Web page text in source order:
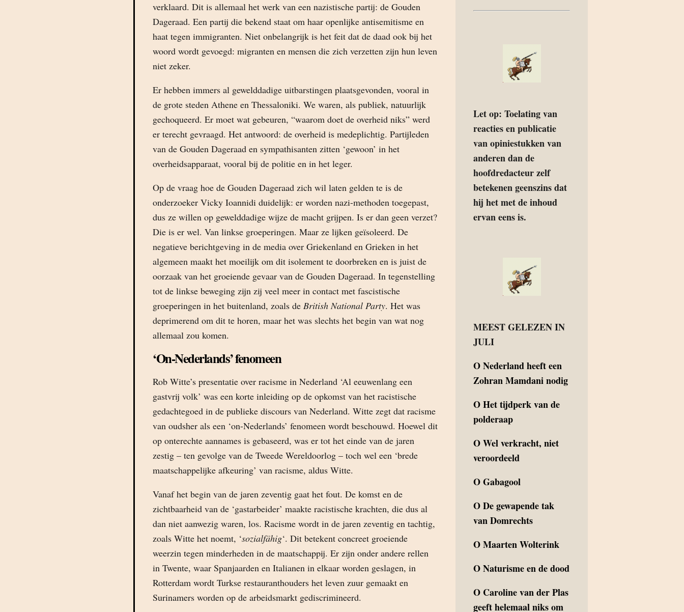
verklaard. Dit is allemaal het werk van een nazistische partij: de Gouden
Dageraad. Een partij die bekend staat om haar openlijke antisemitisme en
haat tegen immigranten. Niet onbelangrijk is het feit dat de daad ook bij het
woord wordt gevoegd: migranten en mensen die zich verzetten zijn hun leven
niet zeker.
Er hebben immers al gewelddadige uitbarstingen plaatsgevonden, vooral in
de grote steden Athene en Thessaloniki. We waren, als publiek, natuurlijk
gechoqueerd. Er moet wat gebeuren, “waarom doet de overheid niks” werd
er terecht gevraagd. Het antwoord: de overheid is medeplichtig. Partijleden
van de Gouden Dageraad en sympathisanten zitten ‘gewoon’ in het
overheidsapparaat, vooral bij de politie en in het leger.
Op de vraag hoe de Gouden Dageraad zich wil laten gelden te is de
onderzoeker Vicky Ioannidi duidelijk: er worden nazi-methoden toegepast,
dus ze willen op gewelddadige wijze de macht grijpen. Is er dan geen verzet?
Die is er wel. Van linkse groeperingen. Maar ze lijken geïsoleerd. De
negatieve berichtgeving in de media over Griekenland en Grieken in het
algemeen maakt het moeilijk om dit isolement te doorbreken en is juist de
oorzaak van het groeiende gevaar van de Gouden Dageraad. In tegenstelling
tot de linkse beweging zijn zij veel meer in contact met fascistische
groeperingen in het buitenland, zoals de British National Party. Het was
deprimerend om dit te horen, maar het was slechts het begin van wat nog
allemaal zou komen.
‘On-Nederlands’ fenomeen
Rob Witte’s presentatie over racisme in Nederland ‘Al eeuwenlang een
gastvrij volk’ was een korte inleiding op de opkomst van het racistische
gedachtegoed in de publieke discours van Nederland. Witte zegt dat racisme
van oudsher als een ‘on-Nederlands’ fenomeen wordt beschouwd. Hoewel dit
op onterechte aannames is gebaseerd, was er tot het einde van de jaren
zestig – ten gevolge van de Tweede Wereldoorlog – toch wel een ‘brede
maatschappelijke afkeuring’ van racisme, aldus Witte.
Vanaf het begin van de jaren zeventig gaat het fout. De komst en de
zichtbaarheid van de ‘gastarbeider’ maakte racistische krachten, die dus al
dan niet aanwezig waren, los. Racisme wordt in de jaren zeventig en tachtig,
zoals Witte het noemt, ‘sozialfähig‘. Dit betekent concreet groeiende
weerzin tegen minderheden in de maatschappij. Er zijn onder andere rellen
in Twente, waar Spanjaarden en Italianen in elkaar worden geslagen, in
Rotterdam wordt Turkse restauranthouders het leven zuur gemaakt en
Surinamers worden op de arbeidsmarkt gediscrimineerd.
Let op: Toelating van
reacties en publicatie
van opiniestukken van
anderen dan de
hoofdredacteur zelf
betekenen geenszins dat
hij het met de inhoud
ervan eens is.
MEEST GELEZEN IN
JULI
ONederland heeft een
Zohran Mamdani nodig
OHet tijdperk van de
polderaap
OWel verkracht, niet
veroordeeld
OGabagool
ODe gewapende tak
van Domrechts
OMaarten Wolterink
ONaturisme en de dood
O Caroline van der Plas
geeft helemaal niks om